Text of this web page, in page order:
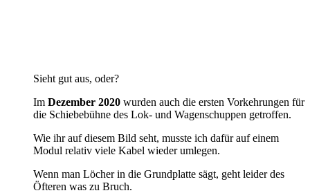
Sieht gut aus, oder?
Im Dezember 2020 wurden auch die ersten Vorkehrungen für
die Schiebebühne des Lok- und Wagenschuppen getroffen.
Wie ihr auf diesem Bild seht, musste ich dafür auf einem
Modul relativ viele Kabel wieder umlegen.
Wenn man Löcher in die Grundplatte sägt, geht leider des
Öfteren was zu Bruch.